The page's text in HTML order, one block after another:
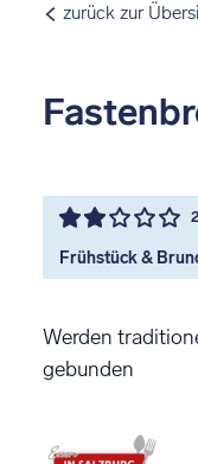
zurück zur
2
Frühstück &
Werden
gebunden